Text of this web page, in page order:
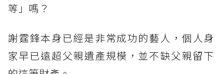
等」嗎？
謝霆鋒本身已經是非常成功的藝人，個人身
家早已遠超父親遺產規模，並不缺父親留下